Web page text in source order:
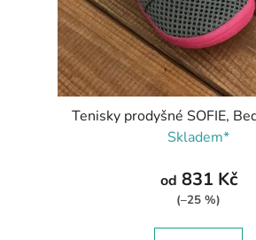
Tenisky prodyšné SOFIE,
Skladem*
od 831 Kč
(–25 %)